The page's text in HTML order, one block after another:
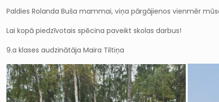
Paldies Rolanda Buša mammai, viņa pārgājienos vienmēr
Lai kopā piedzīvotais spēcina paveikt skolas darbus!
9.a klases audzinātāja Maira Tiltiņa